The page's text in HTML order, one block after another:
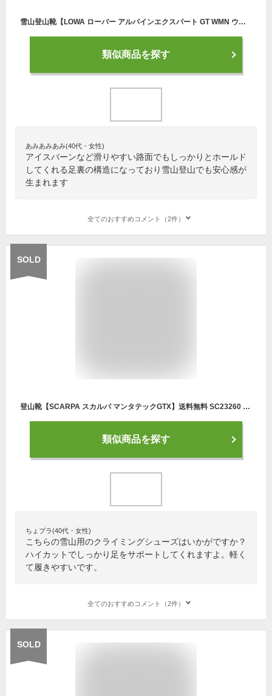
雪山登山靴【LOWA ローバー アルパインエクスパート GT WMN ウィメンズ】L220021 送料無料 女性用
類似商品を探す
あみあみあみ(40代・女性)
アイスバーンなど滑りやすい路面でもしっかりとホールド
してくれる足裏の構造になっており雪山登山でも安心感が
生まれます
全てのおすすめコメント（2件）
SOLD
登山靴【SCARPA スカルパ マンタテックGTX】送料無料 SC23260 雪山 軽量 新商品
類似商品を探す
ちょプラ(40代・女性)
こちらの雪山用のクライミングシューズはいかがですか？
ハイカットでしっかり足をサポートしてくれますよ。軽く
て履きやすいです。
全てのおすすめコメント（2件）
SOLD